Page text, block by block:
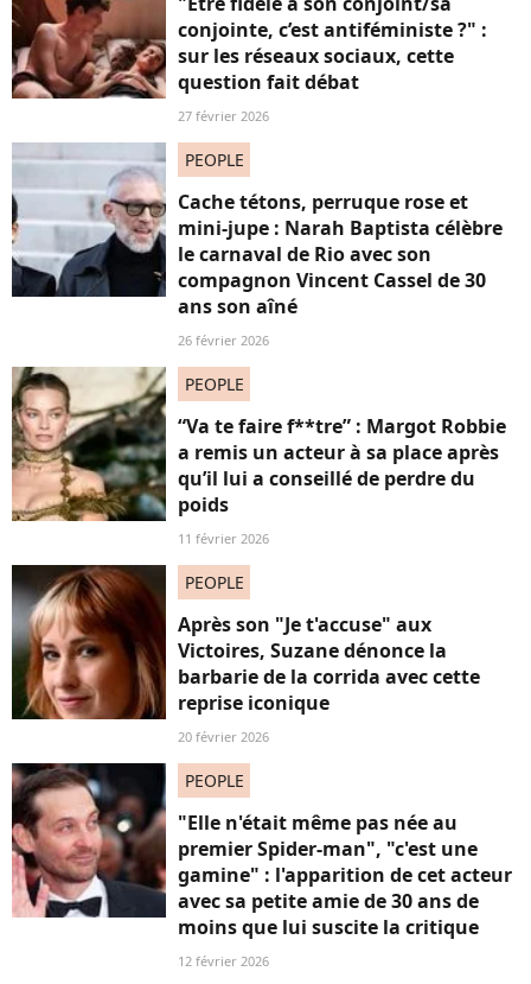
conjointe, c’est antiféministe ?" :
sur les réseaux sociaux, cette
question fait débat
27 février 2026
PEOPLE
Cache tétons, perruque rose et
mini-jupe : Narah Baptista célèbre
le carnaval de Rio avec son
compagnon Vincent Cassel de 30
ans son aîné
26 février 2026
PEOPLE
“Va te faire f**tre” : Margot Robbie
a remis un acteur à sa place après
qu’il lui a conseillé de perdre du
poids
11 février 2026
PEOPLE
Après son "Je t'accuse" aux
Victoires, Suzane dénonce la
barbarie de la corrida avec cette
reprise iconique
20 février 2026
PEOPLE
"Elle n'était même pas née au
premier Spider-man", "c'est une
gamine" : l'apparition de cet acteur
avec sa petite amie de 30 ans de
moins que lui suscite la critique
12 février 2026